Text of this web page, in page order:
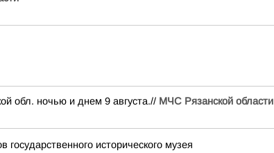
обл. ночью и днем 9 августа.// МЧС Рязанской области
исторического музея